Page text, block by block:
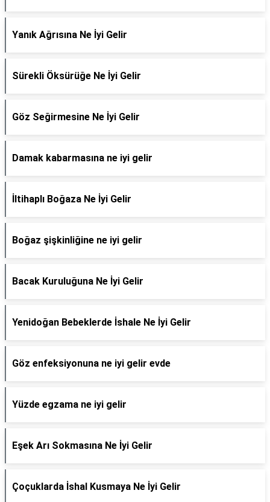
Yanık Ağrısına Ne İyi Gelir
Sürekli Öksürüğe Ne İyi Gelir
Göz Seğirmesine Ne İyi Gelir
Damak kabarmasına ne iyi gelir
İltihaplı Boğaza Ne İyi Gelir
Boğaz şişkinliğine ne iyi gelir
Bacak Kuruluğuna Ne İyi Gelir
Yenidoğan Bebeklerde İshale Ne İyi Gelir
Göz enfeksiyonuna ne iyi gelir evde
Yüzde egzama ne iyi gelir
Eşek Arı Sokmasına Ne İyi Gelir
Çoçuklarda İshal Kusmaya Ne İyi Gelir